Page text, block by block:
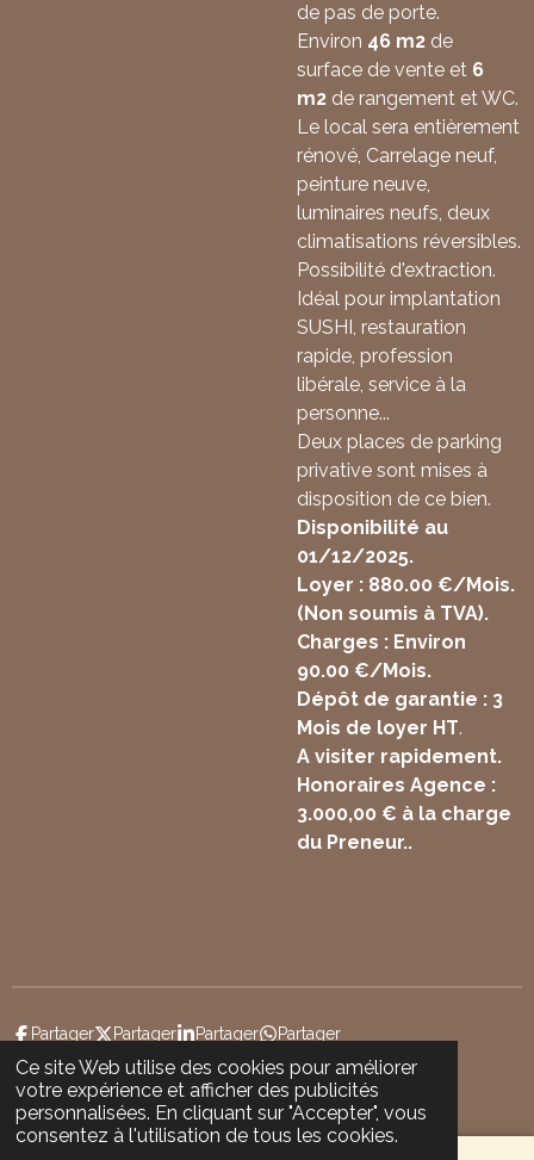
Ce site Web utilise des cookies pour améliorer
votre expérience et afficher des publicités
personnalisées. En cliquant sur "Accepter", vous
consentez à l'utilisation de tous les cookies.
de pas de porte.
Environ 46 m2 de
surface de vente et 6
m2 de rangement et WC.
Le local sera entièrement
rénové, Carrelage neuf,
peinture neuve,
luminaires neufs, deux
climatisations réversibles.
Possibilité d'extraction.
Idéal pour implantation
SUSHI, restauration
rapide, profession
libérale, service à la
personne...
Deux places de parking
privative sont mises à
disposition de ce bien.
Disponibilité au
01/12/2025.
Loyer : 880.00 €/Mois.
(Non soumis à TVA).
Charges : Environ
90.00 €/Mois.
Dépôt de garantie : 3
Mois de loyer HT.
A visiter rapidement.
Honoraires Agence :
3.000,00 € à la charge
du Preneur..
Partager Partager Partager Partager
© 2024 - 2026 AXE IMMO PRO
Propulsé parWebador